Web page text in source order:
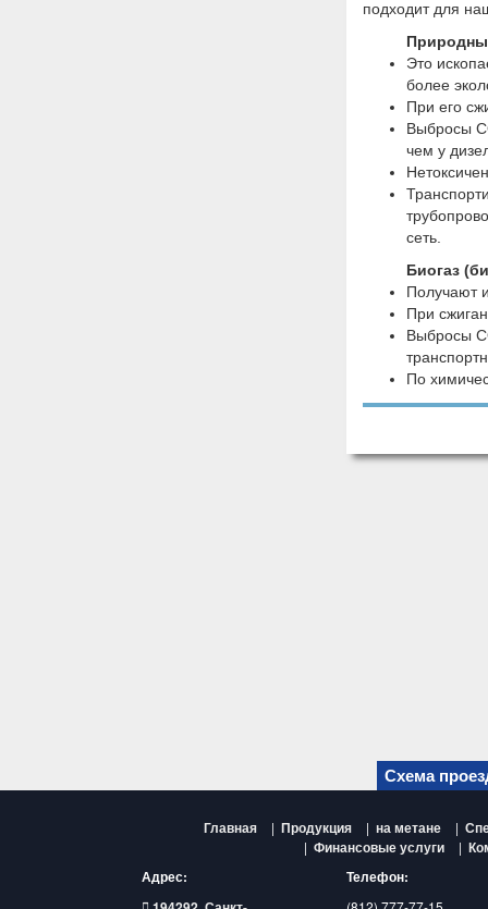
подходит для
Это
более
При его
Выбросы
чем у
сеть.
Биогаз
Получают
При
Выбросы
По
Схема
Главная | Продукция | на метане |
| Финансовые услуги |
Адрес:
Телефон: